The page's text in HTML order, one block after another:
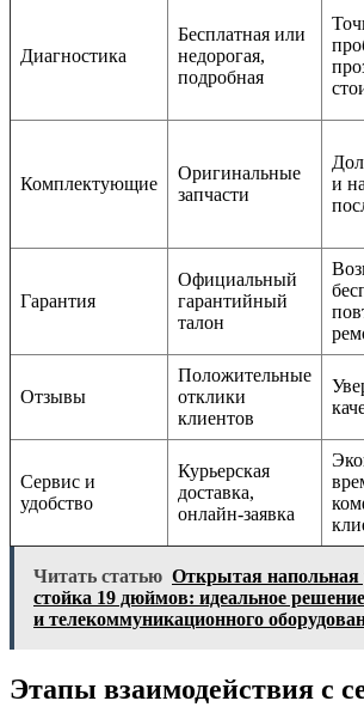
Диагностика
Бесплатная или
недорогая,
подробная
Комплектующие
Оригинальные
запчасти
и
Гарантия
Официальный
гарантийный
талон
Отзывы
Положительные
отклики
клиентов
Сервис и
удобство
Курьерская
доставка,
онлайн-заявка
Читать статью Открытая напольная
стойка 19 дюймов: идеальное
и телекоммуникационного
Этапы взаимодействия с